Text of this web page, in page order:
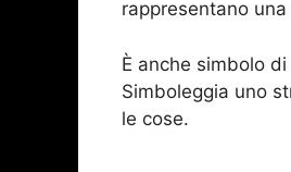
rappresentano una
È anche simbolo di
Simboleggia uno
le cose.